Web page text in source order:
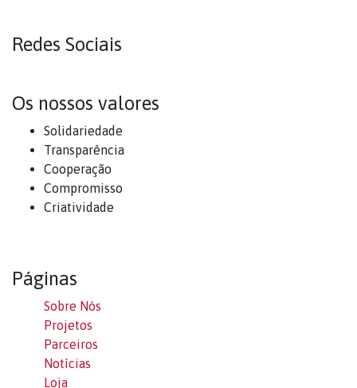
Redes Sociais
Os nossos valores
Solidariedade
Transparência
Cooperação
Compromisso
Criatividade
Páginas
Sobre Nós
Projetos
Parceiros
Notícias
Loja